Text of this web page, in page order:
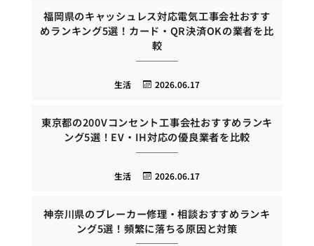
福岡県のキャッシュレス対応電気工事会社おすす
めランキング5選！カード・QR決済OKの業者を比
較
2026.06.17
生活
東京都の200Vコンセント工事会社おすすめランキ
ング5選！EV・IH対応の優良業者を比較
2026.06.17
生活
神奈川県のブレーカー修理・相談おすすめランキ
ング5選！頻繁に落ちる原因と対策